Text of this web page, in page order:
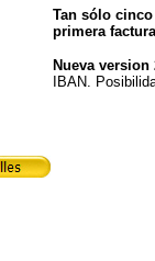
Tan sólo
primera
Nueva version
IBAN.